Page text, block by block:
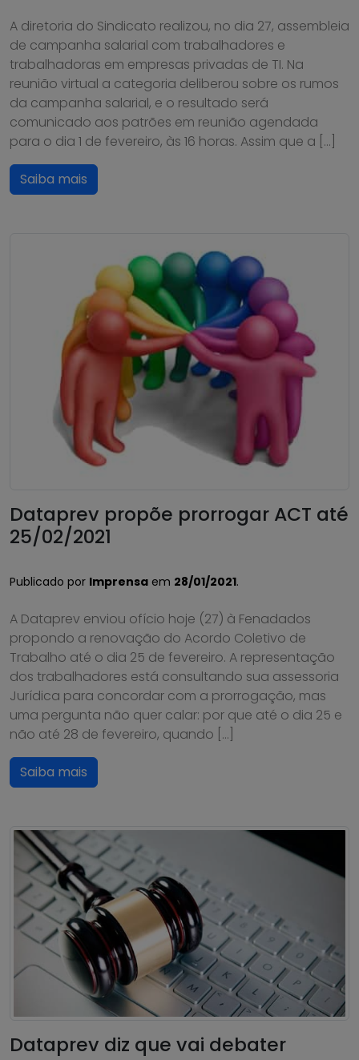
A diretoria do Sindicato realizou, no dia 27, assembleia
de campanha salarial com trabalhadores e
trabalhadoras em empresas privadas de TI. Na
reunião virtual a categoria deliberou sobre os rumos
da campanha salarial, e o resultado será
comunicado aos patrões em reunião agendada
para o dia 1 de fevereiro, às 16 horas. Assim que a […]
Saiba mais
Dataprev propõe prorrogar ACT até
25/02/2021
Publicado por Imprensa em 28/01/2021.
A Dataprev enviou ofício hoje (27) à Fenadados
propondo a renovação do Acordo Coletivo de
Trabalho até o dia 25 de fevereiro. A representação
dos trabalhadores está consultando sua assessoria
Jurídica para concordar com a prorrogação, mas
uma pergunta não quer calar: por que até o dia 25 e
não até 28 de fevereiro, quando […]
Saiba mais
Dataprev diz que vai debater